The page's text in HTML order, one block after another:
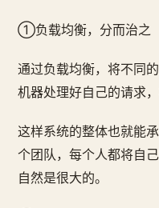
①负载均衡，分而治之
通过负载均衡，将不同
机器处理好自己的请求
这样系统的整体也就能
个团队，每个人都将自
自然是很大的。